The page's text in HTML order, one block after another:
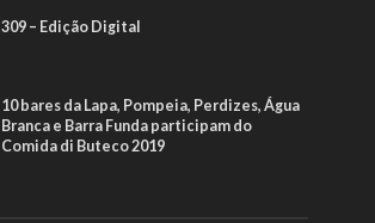
309 – Edição Digital
10 bares da Lapa, Pompeia, Perdizes, Água
Branca e Barra Funda participam do
Comida di Buteco 2019